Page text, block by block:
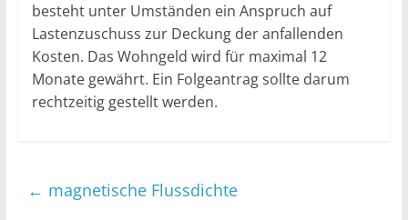
besteht unter Umständen ein Anspruch auf
Lastenzuschuss zur Deckung der anfallenden
Kosten. Das Wohngeld wird für maximal 12
Monate gewährt. Ein Folgeantrag sollte darum
rechtzeitig gestellt werden.
← magnetische Flussdichte